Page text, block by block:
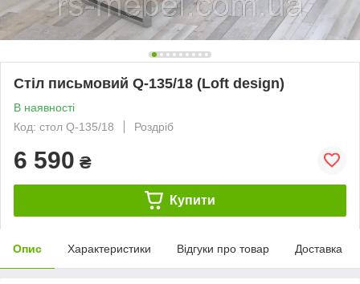
Стіл письмовий Q-135/18 (Loft design)
В наявності
Код: стол Q-135/18
Роздріб
6 590 ₴
Купити
Опис Характеристики Відгуки про товар Доставка